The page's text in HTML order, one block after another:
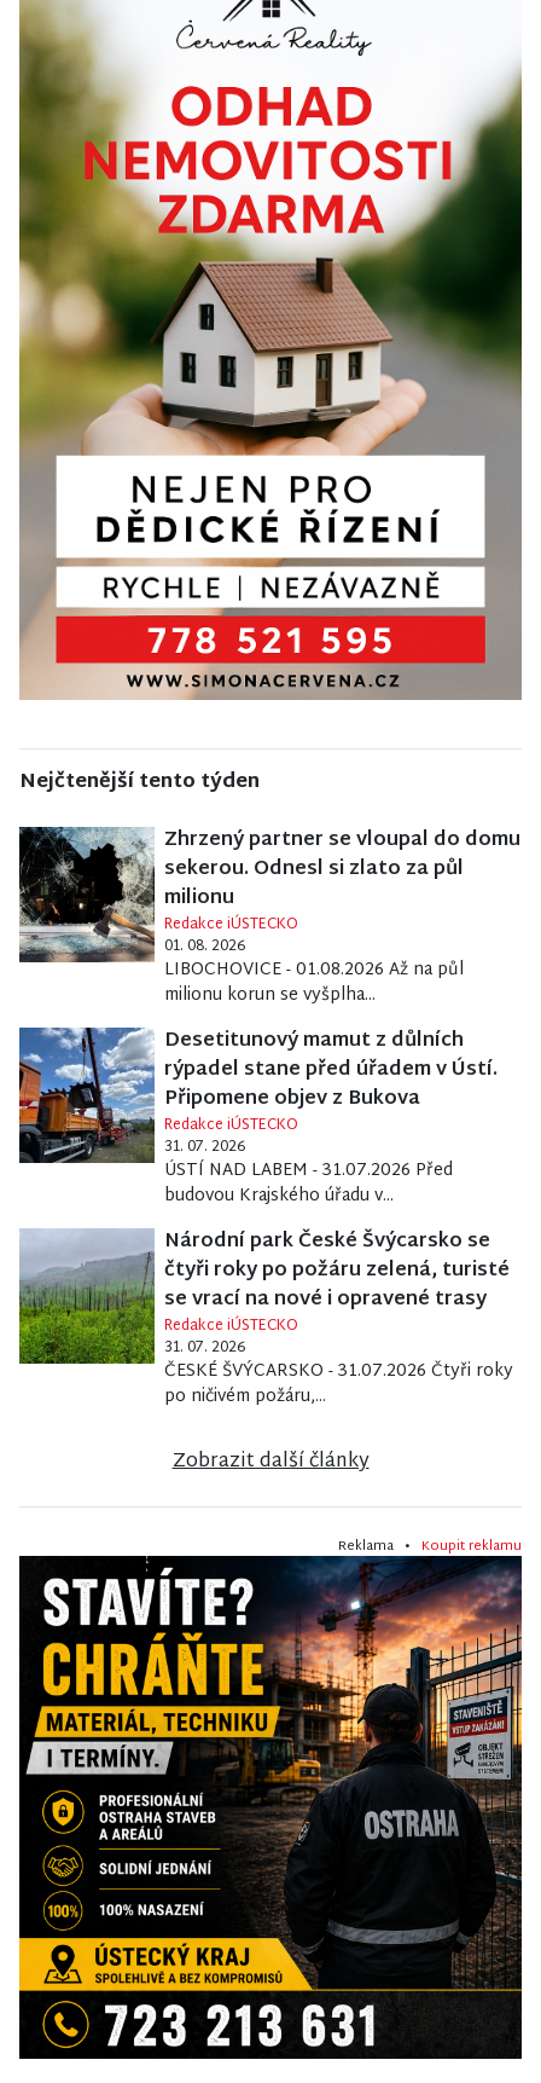
Nejčtenější tento týden
Zhrzený partner se vloupal do domu
sekerou. Odnesl si zlato za půl
milionu
Redakce iÚSTECKO
01. 08. 2026
LIBOCHOVICE - 01.08.2026 Až na půl
milionu korun se vyšplha...
Desetitunový mamut z důlních
rýpadel stane před úřadem v Ústí.
Připomene objev z Bukova
Redakce iÚSTECKO
31. 07. 2026
ÚSTÍ NAD LABEM - 31.07.2026 Před
budovou Krajského úřadu v...
Národní park České Švýcarsko se
čtyři roky po požáru zelená, turisté
se vrací na nové i opravené trasy
Redakce iÚSTECKO
31. 07. 2026
ČESKÉ ŠVÝCARSKO - 31.07.2026 Čtyři roky
po ničivém požáru,...
Zobrazit další články
Reklama • Koupit reklamu